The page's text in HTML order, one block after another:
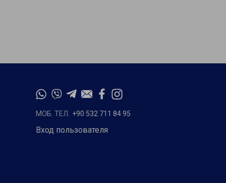
МОБ. ТЕЛ. +90 532 711 84 95
Вход пользователя